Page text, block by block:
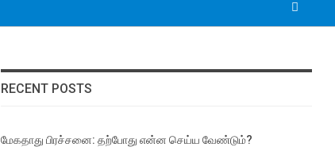
RECENT POSTS
மேகதாது பிரச்சனை: தற்போது என்ன செய்ய வேண்டும்?